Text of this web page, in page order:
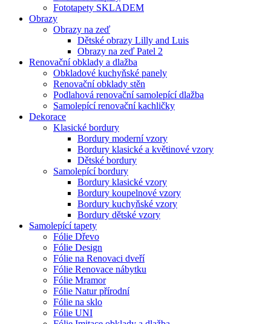
Fototapety SKLADEM
Obrazy
Obrazy na zeď
Dětské obrazy Lilly and Luis
Obrazy na zeď Patel 2
Renovační obklady a dlažba
Obkladové kuchyňské panely
Renovační obklady stěn
Podlahová renovační samolepící dlažba
Samolepící renovační kachličky
Dekorace
Klasické bordury
Bordury moderní vzory
Bordury klasické a květinové vzory
Dětské bordury
Samolepící bordury
Bordury klasické vzory
Bordury koupelnové vzory
Bordury kuchyňské vzory
Bordury dětské vzory
Samolepící tapety
Fólie Dřevo
Fólie Design
Fólie na Renovaci dveří
Fólie Renovace nábytku
Fólie Mramor
Fólie Natur přírodní
Fólie na sklo
Fólie UNI